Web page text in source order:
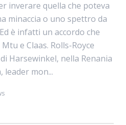
inverare quella che poteva
minaccia o uno spettro da
è infatti un accordo che
e Claas. Rolls-Royce
Harsewinkel, nella Renania
mon...